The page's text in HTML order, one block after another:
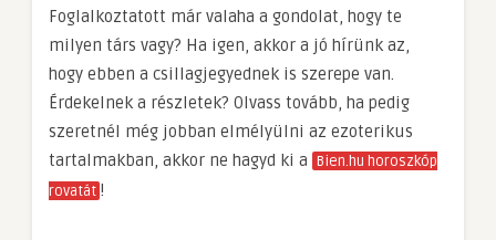
Foglalkoztatott már valaha a gondolat, hogy te
milyen társ vagy? Ha igen, akkor a jó hírünk az,
hogy ebben a csillagjegyednek is szerepe van.
Érdekelnek a részletek? Olvass tovább, ha pedig
szeretnél még jobban elmélyülni az ezoterikus
tartalmakban, akkor ne hagyd ki a Bien.hu horoszkóp
rovatát !